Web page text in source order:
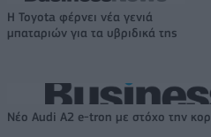
Η Toyota φέρνει νέα γενιά
μπαταριών για τα υβριδικά της
Νέο Audi A2 e-tron με στόχο την